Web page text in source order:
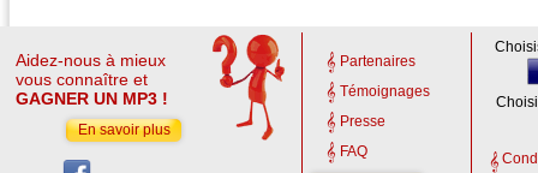
Aidez-nous à mieux
vous connaître et
GAGNER UN MP3 !
En savoir plus
Partenaires
Témoignages
Presse
FAQ